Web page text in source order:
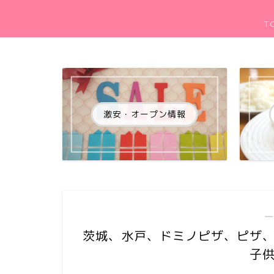
激安・オープン情報
茨城、水戸、ドミノピザ、ピザ
子